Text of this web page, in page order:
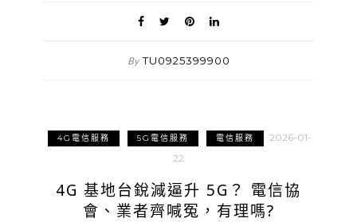
By TU0925399900
4G電信服務 5G電信服務 電信服務
2026-01-
22
4G 基地台銳減逼升 5G？ 電信協
會、業者齊喊冤，有理嗎?